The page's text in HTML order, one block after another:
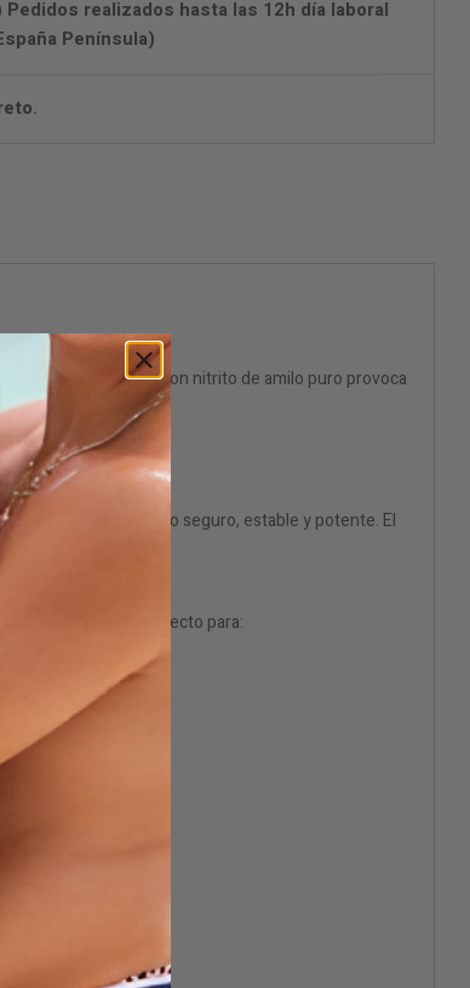
realizados hasta las 12h día laboral
Península)
Su fórmula con nitrito de amilo puro provoca
tiene límites.
asegurar un producto seguro, estable y potente. El
mente soltarse. Perfecto para: